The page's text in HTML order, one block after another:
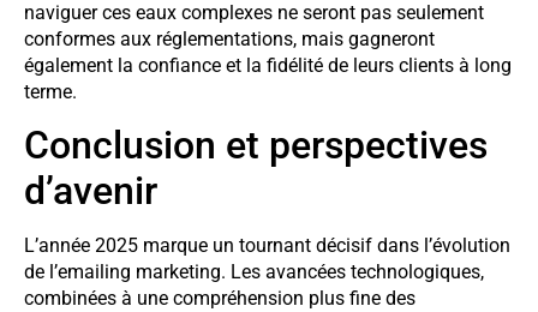
naviguer ces eaux complexes ne seront pas seulement
conformes aux réglementations, mais gagneront
également la confiance et la fidélité de leurs clients à long
terme.
Conclusion et perspectives
d’avenir
L’année 2025 marque un tournant décisif dans l’évolution
de l’emailing marketing. Les avancées technologiques,
combinées à une compréhension plus fine des